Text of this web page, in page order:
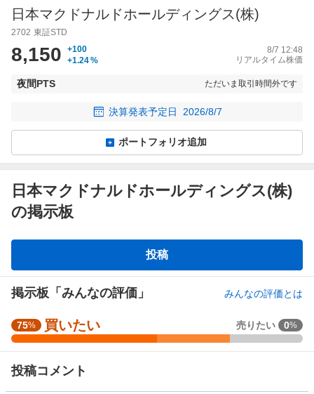
日本マクドナルドホールディングス(株)
2702 東証STD
8,150
+100
+1.24%
8/7 12:48
リアルタイム株価
夜間PTS ただいま取引時間外です
決算発表予定日 2026/8/7
ポートフォリオ追加
日本マクドナルドホールディングス(株)
の掲示板
板
投稿
掲示板「みんなの評価」 みんなの評価とは
強
く
い
75% 買いたい 売りたい 0%
投稿コメント